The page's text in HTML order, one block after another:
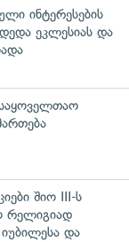
ინტერესების
ეკლესიას და
საყოველთაო
შიო III-ს
რელიგიად
და